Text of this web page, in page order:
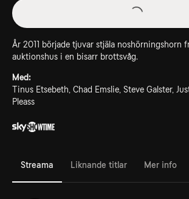
År 2011 började tjuvar stjäla noshörningshorn
auktionshus i en bisarr brottsvåg.
Med:
Tinus Etsebeth, Chad Emslie, Steve Galster,
Pleass
Streama Liknande titlar Mer info